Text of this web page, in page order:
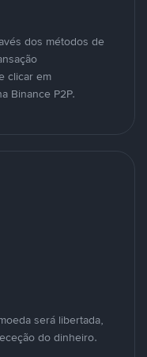
dos métodos de
clicar em
Binance P2P.
será libertada,
do dinheiro.